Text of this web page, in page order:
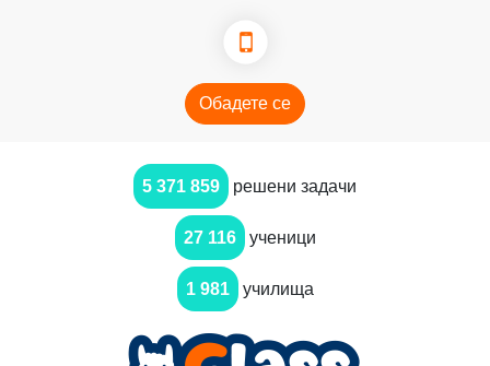
Обадете се
5 371 859 решени задачи
27 116 ученици
1 981 училища